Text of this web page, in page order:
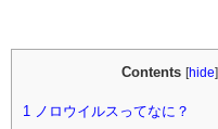
Contents [hide]
1 ノロウイルスってなに？